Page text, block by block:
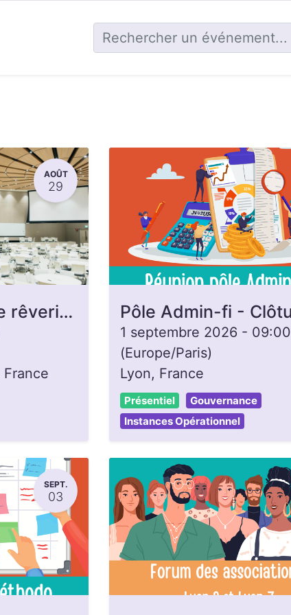
AOÛT
29
Festival la Grande rêverie à Oullins
France
1 septembre 2026 - 09:00
(Europe/Paris)
Lyon, France
Présentiel
Gouvernance
Instances Opérationnel
SEPT.
03